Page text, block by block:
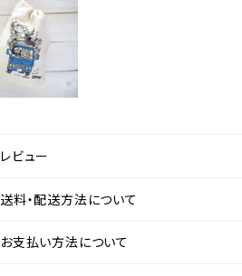
レビュー
送料・配送方法について
お支払い方法について